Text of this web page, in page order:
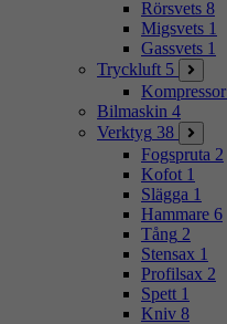
Rörsvets 8
Migsvets 1
Gassvets 1
Tryckluft 5
Kompressor
Bilmaskin 4
Verktyg 38
Fogspruta 2
Kofot 1
Slägga 1
Hammare 6
Tång 2
Stensax 1
Profilsax 2
Spett 1
Kniv 8